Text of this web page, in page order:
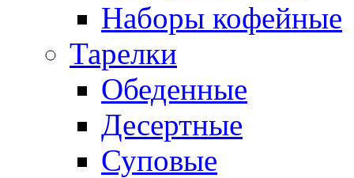
Наборы кофейные
Тарелки
Обеденные
Десертные
Суповые